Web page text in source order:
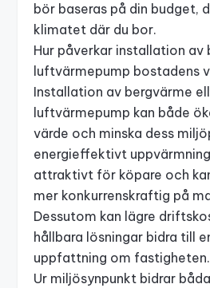
bör baseras på din budget,
klimatet där du bor.
Hur påverkar installation av
luftvärmepump bostadens
Installation av bergvärme
luftvärmepump kan både
värde och minska dess
energieffektivt
attraktivt för köpare och
mer konkurrenskraftig på
Dessutom kan lägre
hållbara lösningar bidra till
uppfattning om fastigheten.
Ur miljösynpunkt bidrar